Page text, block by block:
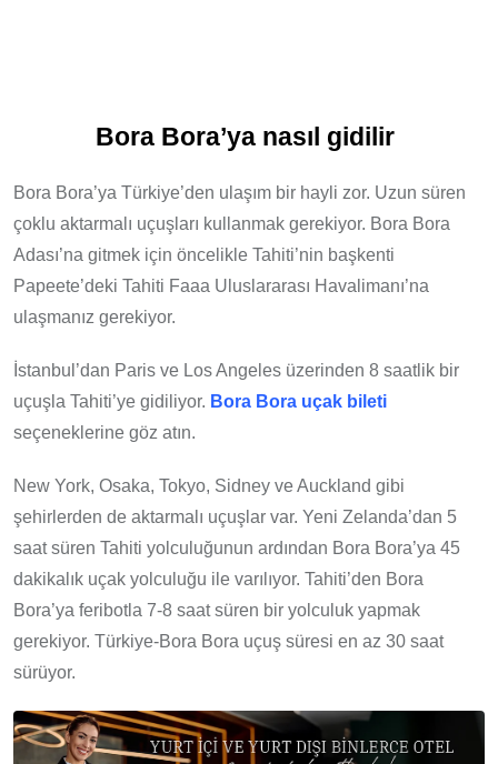
Bora Bora’ya nasıl gidilir
Bora Bora’ya Türkiye’den ulaşım bir hayli zor. Uzun süren
çoklu aktarmalı uçuşları kullanmak gerekiyor. Bora Bora
Adası’na gitmek için öncelikle Tahiti’nin başkenti
Papeete’deki Tahiti Faaa Uluslararası Havalimanı’na
ulaşmanız gerekiyor.
İstanbul’dan Paris ve Los Angeles üzerinden 8 saatlik bir
uçuşla Tahiti’ye gidiliyor. Bora Bora uçak bileti
seçeneklerine göz atın.
New York, Osaka, Tokyo, Sidney ve Auckland gibi
şehirlerden de aktarmalı uçuşlar var. Yeni Zelanda’dan 5
saat süren Tahiti yolculuğunun ardından Bora Bora’ya 45
dakikalık uçak yolculuğu ile varılıyor. Tahiti’den Bora
Bora’ya feribotla 7-8 saat süren bir yolculuk yapmak
gerekiyor. Türkiye-Bora Bora uçuş süresi en az 30 saat
sürüyor.